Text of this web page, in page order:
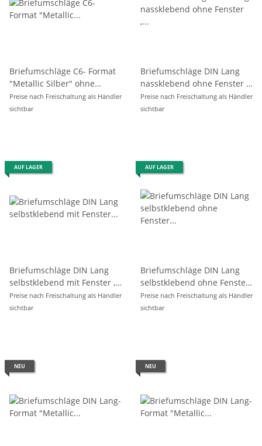
Briefumschläge C6- Format
"Metallic Silber" ohne
Fenster, 20er Pack
Preise nach Freischaltung als Händler
sichtbar
Briefumschläge DIN Lang
nassklebend ohne Fenster ,
farbig sortiert - 20er Pack
Preise nach Freischaltung als Händler
sichtbar
AUF LAGER
Briefumschläge DIN Lang
selbstklebend mit Fenster ,
weiß - 25er Pack
Preise nach Freischaltung als Händler
sichtbar
AUF LAGER
Briefumschläge DIN Lang
selbstklebend ohne Fenster
, weiß - 25er Pack
Preise nach Freischaltung als Händler
sichtbar
NEU NEU